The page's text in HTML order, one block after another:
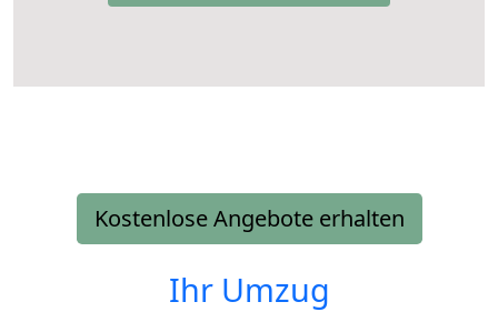
Kostenlose Angebote erhalten
Ihr Umzug